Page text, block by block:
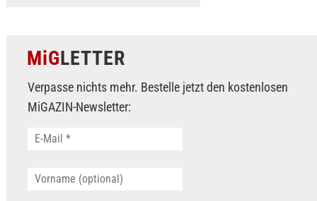
MiGLETTER
Verpasse nichts mehr. Bestelle jetzt den kostenlosen
MiGAZIN-Newsletter: